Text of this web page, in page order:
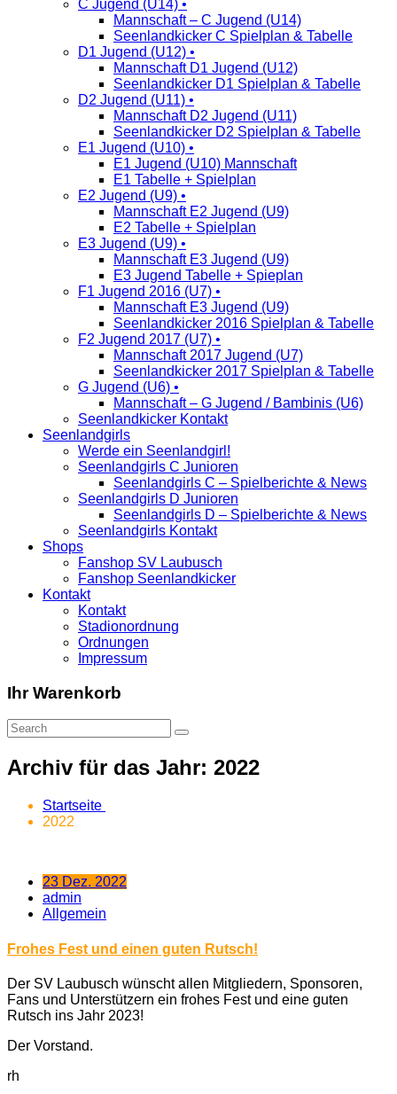
C Jugend (U14) •
Mannschaft – C Jugend (U14)
Seenlandkicker C Spielplan & Tabelle
D1 Jugend (U12) •
Mannschaft D1 Jugend (U12)
Seenlandkicker D1 Spielplan & Tabelle
D2 Jugend (U11) •
Mannschaft D2 Jugend (U11)
Seenlandkicker D2 Spielplan & Tabelle
E1 Jugend (U10) •
E1 Jugend (U10) Mannschaft
E1 Tabelle + Spielplan
E2 Jugend (U9) •
Mannschaft E2 Jugend (U9)
E2 Tabelle + Spielplan
E3 Jugend (U9) •
Mannschaft E3 Jugend (U9)
E3 Jugend Tabelle + Spieplan
F1 Jugend 2016 (U7) •
Mannschaft E3 Jugend (U9)
Seenlandkicker 2016 Spielplan & Tabelle
F2 Jugend 2017 (U7) •
Mannschaft 2017 Jugend (U7)
Seenlandkicker 2017 Spielplan & Tabelle
G Jugend (U6) •
Mannschaft – G Jugend / Bambinis (U6)
Seenlandkicker Kontakt
Seenlandgirls
Werde ein Seenlandgirl!
Seenlandgirls C Junioren
Seenlandgirls C – Spielberichte & News
Seenlandgirls D Junioren
Seenlandgirls D – Spielberichte & News
Seenlandgirls Kontakt
Shops
Fanshop SV Laubusch
Fanshop Seenlandkicker
Kontakt
Kontakt
Stadionordnung
Ordnungen
Impressum
Ihr Warenkorb
Archiv für das Jahr: 2022
Startseite
2022
23 Dez. 2022
admin
Allgemein
Frohes Fest und einen guten Rutsch!
Der SV Laubusch wünscht allen Mitgliedern, Sponsoren,
Fans und Unterstützern ein frohes Fest und eine guten
Rutsch ins Jahr 2023!
Der Vorstand.
rh